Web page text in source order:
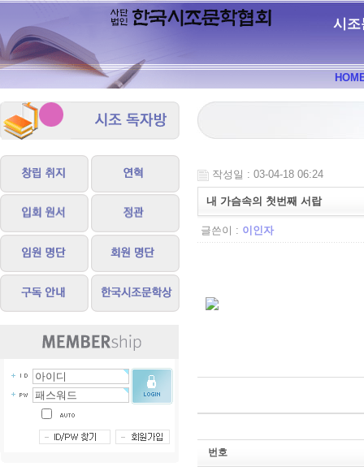
시조
작성일 : 03-04-18 06:24
내 가슴속의 첫번째 서랍
글쓴이 : 이인자
번호